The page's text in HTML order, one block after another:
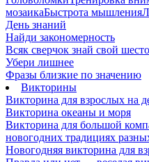
мозаикаБыстрота мышления
День знаний
Найди закономерность
Всяк сверчок знай свой
Убери лишнее
Фразы близкие по значению
Викторины
Викторина для взрослых на
Викторина океаны и моря
Викторина для большой
новогодних традициях
Новогодняя викторина для